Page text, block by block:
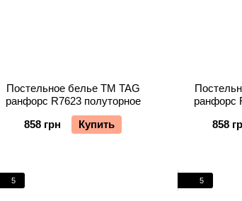
Постельное белье TM TAG
ранфорс R7623 полуторное
858 грн
Купить
ранфорс
858
5 5